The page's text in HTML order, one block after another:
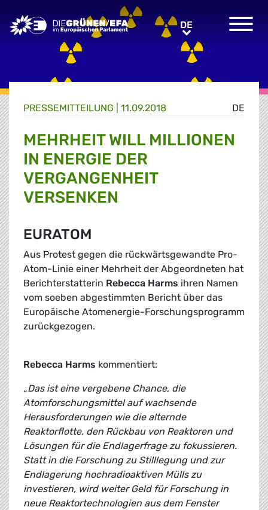
Greens/EFA Home DEDE
DE
PRESSE­MITTEILUNG 11.09.2018
MEHRHEIT WILL MILLIONEN
IN ENERGIE DER
VERGANGENHEIT
VERSENKEN
EURATOM
Aus Protest gegen die rückwärtsgewandte Pro-
Atom-Linie einer Mehrheit der Abgeordneten hat
Berichterstatterin Rebecca Harms ihren Namen
vom soeben abgestimmten Bericht über das
Europäische Atomenergie-Forschungsprogramm
zurückgezogen.
Rebecca Harms kommentiert:
„Das ist eine vergebene Chance, die
Atomforschungsmittel auf wachsende
Herausforderungen wie die alternde
Reaktorflotte, den Rückbau von Reaktoren und
Lösungen für die Endlagerfrage zu fokussieren.
Statt in die Forschung zu Stilllegung und zur
Endlagerung hochradioaktiven Mülls zu
investieren, wird weiter Geld für Forschung in
neue Reaktortechnologien aus dem Fenster